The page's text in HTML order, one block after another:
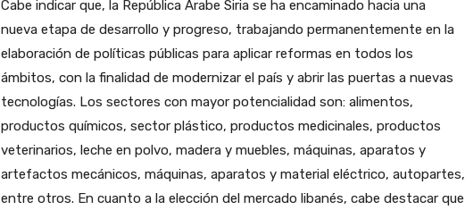
Cabe indicar que, la República Árabe Siria se ha encaminado hacia una
nueva etapa de desarrollo y progreso, trabajando permanentemente en la
elaboración de políticas públicas para aplicar reformas en todos los
ámbitos, con la finalidad de modernizar el país y abrir las puertas a nuevas
tecnologías. Los sectores con mayor potencialidad son: alimentos,
productos químicos, sector plástico, productos medicinales, productos
veterinarios, leche en polvo, madera y muebles, máquinas, aparatos y
artefactos mecánicos, máquinas, aparatos y material eléctrico, autopartes,
entre otros. En cuanto a la elección del mercado libanés, cabe destacar que